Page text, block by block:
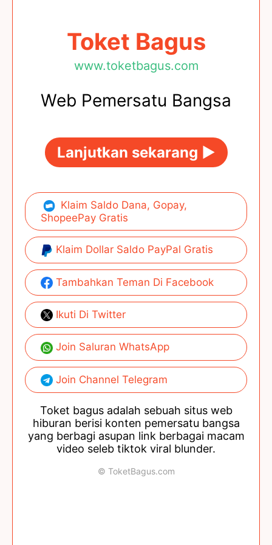
Toket Bagus
www.toketbagus.com
Web Pemersatu Bangsa
Lanjutkan sekarang ►
Klaim Saldo Dana, Gopay,
ShopeePay Gratis
Klaim Dollar Saldo PayPal Gratis
Tambahkan Teman Di Facebook
Ikuti Di Twitter
Join Saluran WhatsApp
Join Channel Telegram
Toket bagus adalah sebuah situs web
hiburan berisi konten pemersatu bangsa
yang berbagi asupan link berbagai macam
video seleb tiktok viral blunder.
© ToketBagus.com